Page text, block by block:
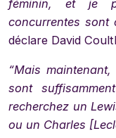
féminin, et je
concurrentes sont
déclare David
“Mais
sont
recherchez un
ou un Charles